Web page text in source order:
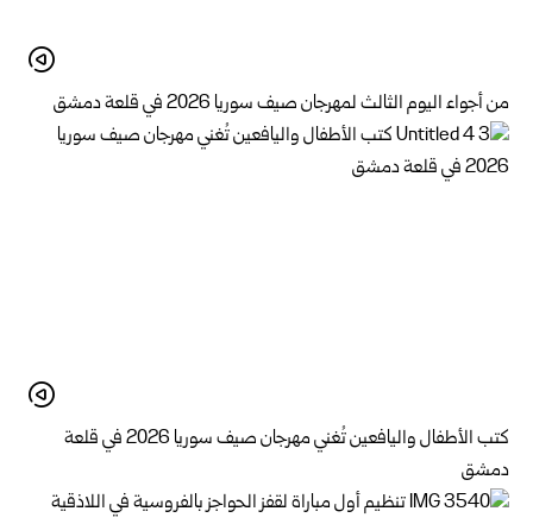
من أجواء اليوم الثالث لمهرجان صيف سوريا 2026 في قلعة دمشق
كتب الأطفال واليافعين تُغني مهرجان صيف سوريا 2026 في قلعة
دمشق